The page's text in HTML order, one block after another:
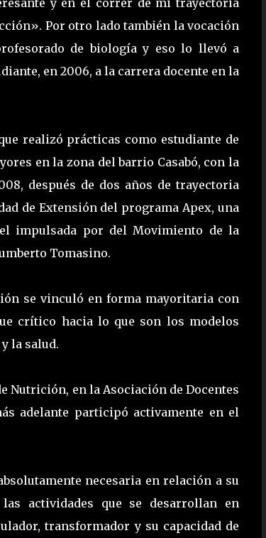
y en el correr de mi trayectoria
Por otro lado también la vocación
de biología y eso lo llevó a
en 2006, a la carrera docente en la
realizó prácticas como estudiante de
en la zona del barrio Casabó, con la
después de dos años de trayectoria
de Extensión del programa Apex, una
impulsada por del Movimiento de la
Tomasino.
se vinculó en forma mayoritaria con
crítico hacia lo que son los modelos
la salud.
Nutrición, en la Asociación de Docentes
adelante participó activamente en el
necesaria en relación a su
actividades que se desarrollan en
transformador y su capacidad de